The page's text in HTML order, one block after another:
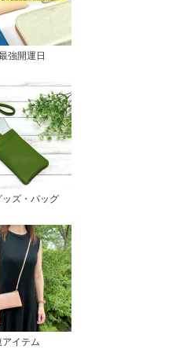
強開運日
ッズ・バッグ
イテム